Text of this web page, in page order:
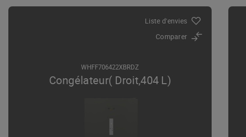
Liste d'envies
Comparer
WHFF706422XBRDZ
Congélateur( Droit,404 L)